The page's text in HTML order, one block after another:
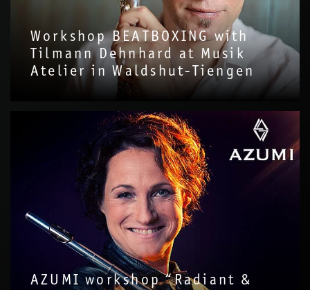
Workshop BEATBOXING with
Tilmann Dehnhard at Musik
Atelier in Waldshut-Tiengen
AZUMI workshop “Radiant &